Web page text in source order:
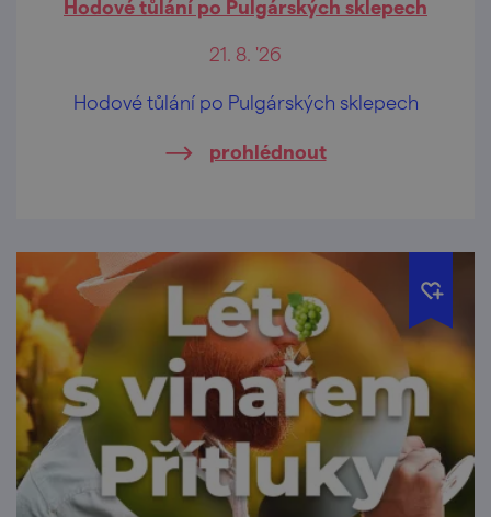
Hodové tůlání po Pulgárských sklepech
21. 8. '26
Hodové tůlání po Pulgárských sklepech
prohlédnout